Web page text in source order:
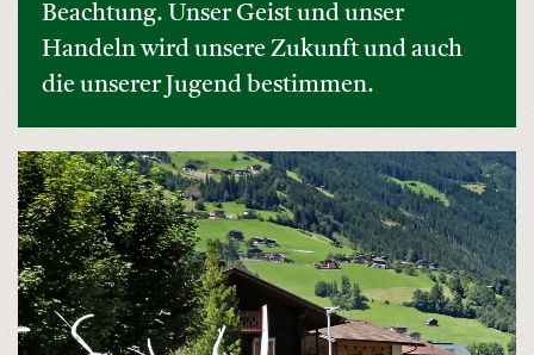
Beachtung. Unser Geist und unser
Handeln wird unsere Zukunft und auch
die unserer Jugend bestimmen.